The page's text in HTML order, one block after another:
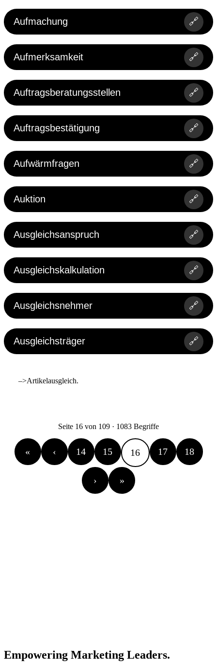
Aufmachung 🔗
Aufmerksamkeit 🔗
Auftragsberatungsstellen 🔗
Auftragsbestätigung 🔗
Aufwärmfragen 🔗
Auktion 🔗
Ausgleichsanspruch 🔗
Ausgleichskalkulation 🔗
Ausgleichsnehmer 🔗
Ausgleichsträger 🔗
–>Artikelausgleich.
Seite 16 von 109 · 1083 Begriffe
« ‹ 14 15 16 17 18
› »
Empowering Marketing Leaders.